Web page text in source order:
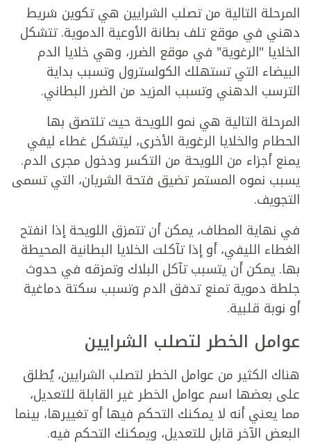
المرحلة التالية من تصلب الشرايين هي تكوين شريط
دهني في موقع تلف بطانة الأوعية الدموية. تتشكل
الخلايا "الرغوية" في موقع الضرر، وهي خلايا الدم
البيضاء التي تستهلك الكولسترول وتسبب بداية
الترسب الدهني وتسبب المزيد من الضرر البطاني.
المرحلة التالية هي نمو اللويحة حيث تلتصق بها
الحطام والخلايا الرغوية الأخرى، ليتشكل غطاء ليفي
يمنع أجزاء من اللويحة من التكسر ودخول مجرى الدم.
يسبب نموه المستمر تضيق فتحة الشريان، التي تسمى
التجويف.
في نهاية المطاف، يمكن أن تتمزق اللويحة إذا انفتح
الغطاء الليفي، أو إذا تآكلت الخلايا البطانية المحيطة
بها. يمكن أن يتسبب تآكل البلاك وتمزقه في حدوث
جلطة دموية تمنع تدفق الدم وتسبب سكتة دماغية
أو نوبة قلبية.
عوامل الخطر لتصلب الشرايين
هناك الكثير من عوامل الخطر لتصلب الشرايين، يُطلق
على بعضها اسم عوامل الخطر غير القابلة للتعديل،
مما يعني أنه لا يمكنك التحكم فيها أو تغييرها، بينما
البعض الآخر قابل للتعديل، ويمكنك التحكم فيه.